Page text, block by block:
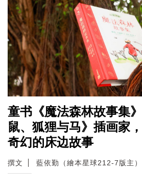
童书《魔法森林故事集
鼠、狐狸与马》插画家
奇幻的床边故事
撰文 藍依勤（繪本星球212-7版主）